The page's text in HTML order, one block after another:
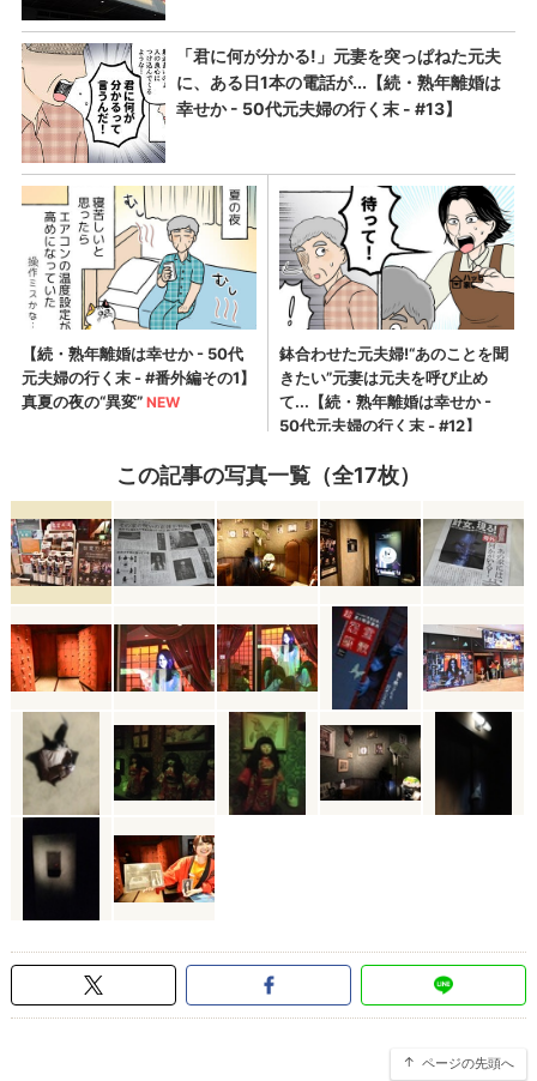
この記事の写真一覧（全17枚）
ページの先頭へ